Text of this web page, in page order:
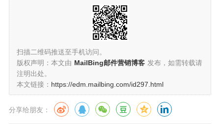
扫描二维码推送至手机访问。
版权声明：本文由 MailBing邮件营销博客 发布，如需转载请
注明出处。
本文链接： https://edm.mailbing.com/id297.html
分享给朋友：